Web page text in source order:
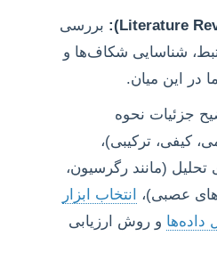
بررسی
شناسایی شکاف‌ها و
در این میان.
جزئیات نحوه
کیفی، ترکیبی)،
تحلیل (مانند رگرسیون،
عصبی)،
انتخاب ابزار
داده‌ها و روش ارزیابی